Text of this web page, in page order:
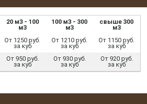
20 м3 - 100
м3
100 м3 - 300
м3
свыше 300
м3
От 1250 руб.
за куб
От 1210 руб.
за куб
От 1150 руб.
за куб
От 950 руб.
за куб
От 930 руб.
за куб
От 920 руб.
за куб